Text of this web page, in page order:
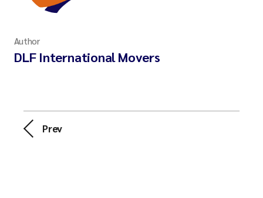
Author
DLF International Movers
Prev